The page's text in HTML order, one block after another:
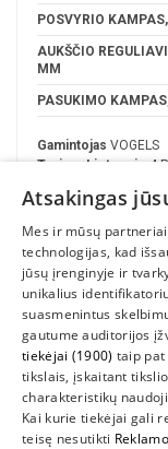
POSVYRIO KAMPAS,
AUKŠČIO
MM
PASUKIMO
Gamintojas VOGELS
Turime Lietuvoje 4
INFORMACIJA
SUSIEKITE
Atsakingas
Mes ir mūsų
technologijas, kad
jūsų įrenginyje ir
unikalius
suasmenintus
gautume auditorijos
tiekėjai (1900) taip
tikslais, įskaitant
charakteristikų
Kai kurie tiekėjai gali
teisę nesutikti